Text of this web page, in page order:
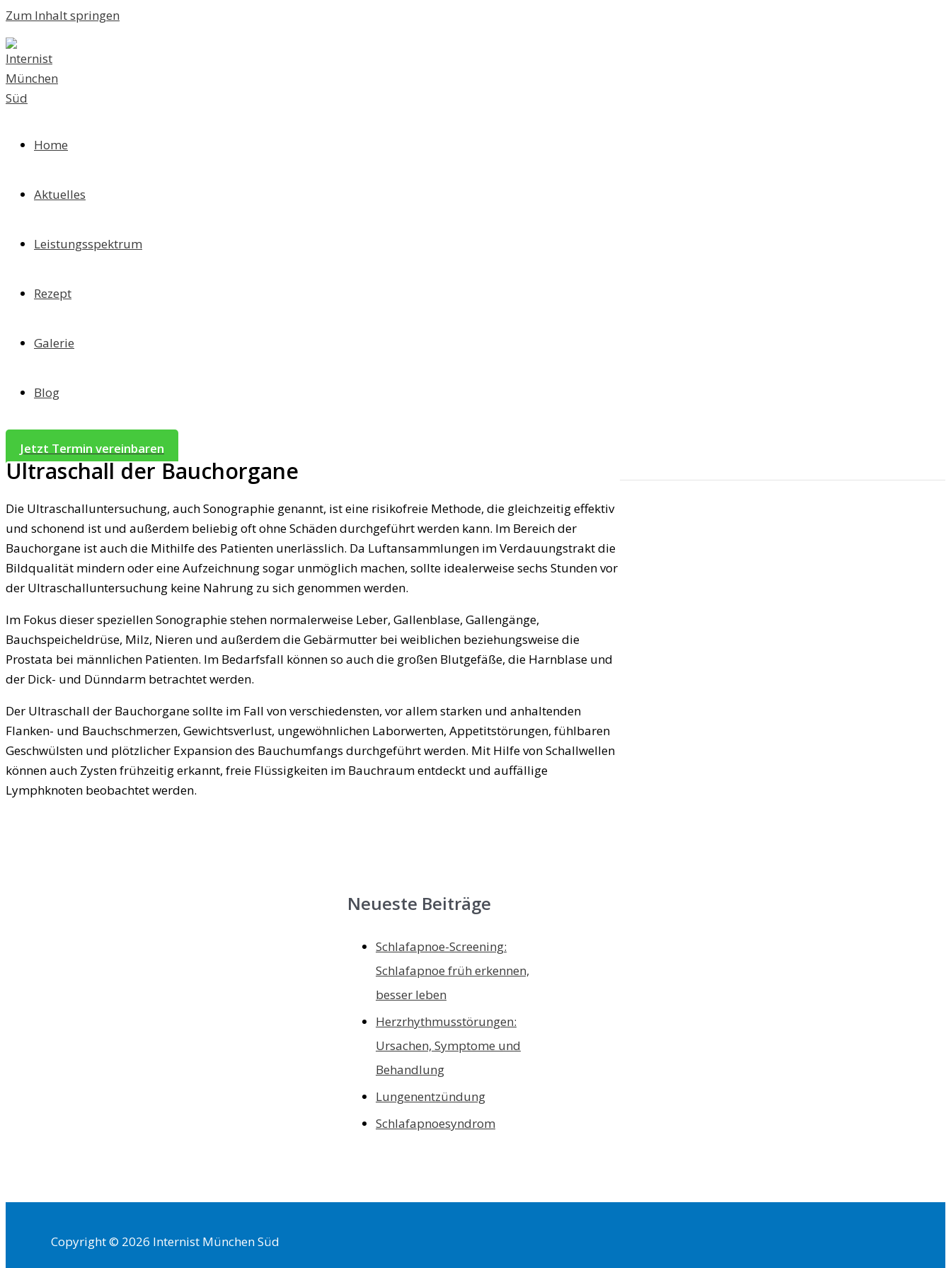
Zum Inhalt springen
Home
Aktuelles
Leistungsspektrum
Rezept
Galerie
Blog
Jetzt Termin vereinbaren
Ultraschall der Bauchorgane
Die Ultraschalluntersuchung, auch Sonographie genannt, ist eine risikofreie Methode, die gleichzeitig effektiv
und schonend ist und außerdem beliebig oft ohne Schäden durchgeführt werden kann. Im Bereich der
Bauchorgane ist auch die Mithilfe des Patienten unerlässlich. Da Luftansammlungen im Verdauungstrakt die
Bildqualität mindern oder eine Aufzeichnung sogar unmöglich machen, sollte idealerweise sechs Stunden vor
der Ultraschalluntersuchung keine Nahrung zu sich genommen werden.
Im Fokus dieser speziellen Sonographie stehen normalerweise Leber, Gallenblase, Gallengänge,
Bauchspeicheldrüse, Milz, Nieren und außerdem die Gebärmutter bei weiblichen beziehungsweise die
Prostata bei männlichen Patienten. Im Bedarfsfall können so auch die großen Blutgefäße, die Harnblase und
der Dick- und Dünndarm betrachtet werden.
Der Ultraschall der Bauchorgane sollte im Fall von verschiedensten, vor allem starken und anhaltenden
Flanken- und Bauchschmerzen, Gewichtsverlust, ungewöhnlichen Laborwerten, Appetitstörungen, fühlbaren
Geschwülsten und plötzlicher Expansion des Bauchumfangs durchgeführt werden. Mit Hilfe von Schallwellen
können auch Zysten frühzeitig erkannt, freie Flüssigkeiten im Bauchraum entdeckt und auffällige
Lymphknoten beobachtet werden.
Neueste Beiträge
Schlafapnoe-Screening:
Schlafapnoe früh erkennen,
besser leben
Herzrhythmusstörungen:
Ursachen, Symptome und
Behandlung
Lungenentzündung
Schlafapnoesyndrom
Copyright © 2026 Internist München Süd